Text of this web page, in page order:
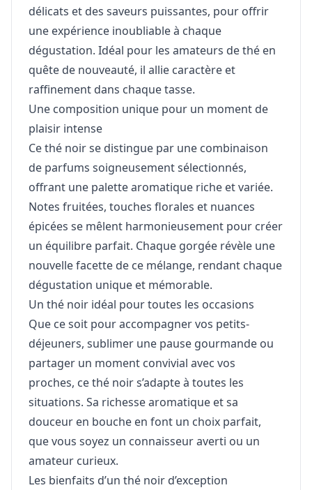
délicats et des saveurs puissantes, pour offrir
une expérience inoubliable à chaque
dégustation. Idéal pour les amateurs de thé en
quête de nouveauté, il allie caractère et
raffinement dans chaque tasse.
Une composition unique pour un moment de
plaisir intense
Ce thé noir se distingue par une combinaison
de parfums soigneusement sélectionnés,
offrant une palette aromatique riche et variée.
Notes fruitées, touches florales et nuances
épicées se mêlent harmonieusement pour créer
un équilibre parfait. Chaque gorgée révèle une
nouvelle facette de ce mélange, rendant chaque
dégustation unique et mémorable.
Un thé noir idéal pour toutes les occasions
Que ce soit pour accompagner vos petits-
déjeuners, sublimer une pause gourmande ou
partager un moment convivial avec vos
proches, ce thé noir s’adapte à toutes les
situations. Sa richesse aromatique et sa
douceur en bouche en font un choix parfait,
que vous soyez un connaisseur averti ou un
amateur curieux.
Les bienfaits d’un thé noir d’exception